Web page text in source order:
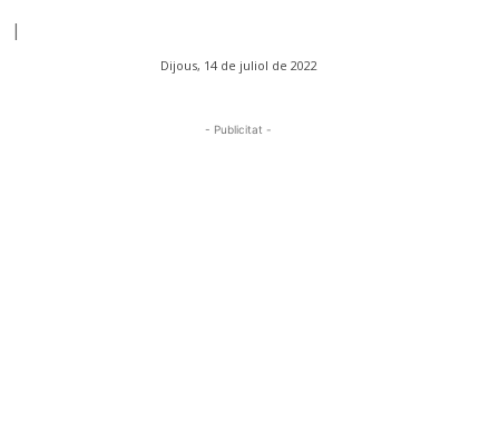
|
Dijous, 14 de juliol de 2022
- Publicitat -